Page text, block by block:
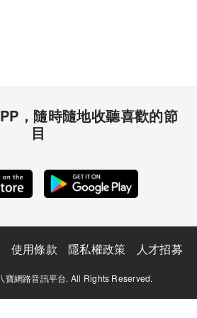
，隨時隨地收聽喜歡的節
目
使用條款 隱私權政策 人才招募
網路音訊平台. All Rights Reserved.